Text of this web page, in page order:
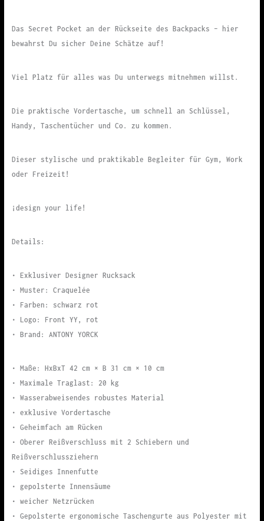
Das Secret Pocket an der Rückseite des Backpacks – hier
bewahrst Du sicher Deine Schätze auf!
Viel Platz für alles was Du unterwegs mitnehmen willst.
Die praktische Vordertasche, um schnell an Schlüssel,
Handy, Taschentücher und Co. zu kommen.
Dieser stylische und praktikable Begleiter für Gym, Work
oder Freizeit!
¡design your life!
Details:
• Exklusiver Designer Rucksack
• Muster: Craquelée
• Farben: schwarz rot
• Logo: Front YY, rot
• Brand: ANTONY YORCK
• Maße: HxBxT 42 cm × B 31 cm × 10 cm
• Maximale Traglast: 20 kg
• Wasserabweisendes robustes Material
• exklusive Vordertasche
• Geheimfach am Rücken
• Oberer Reißverschluss mit 2 Schiebern und
Reißverschlussziehern
• Seidiges Innenfutte
• gepolsterte Innensäume
• weicher Netzrücken
• Gepolsterte ergonomische Taschengurte aus Polyester mit